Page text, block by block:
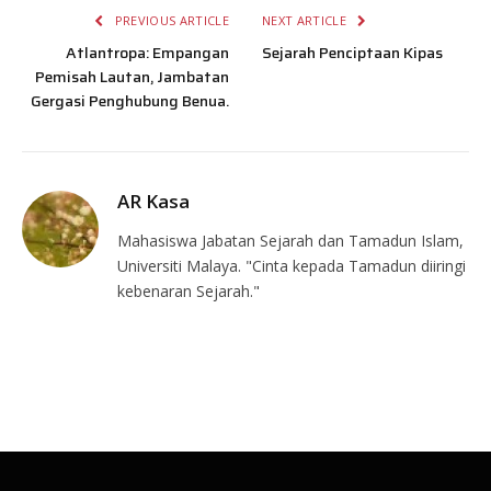
PREVIOUS ARTICLE
Atlantropa: Empangan
Pemisah Lautan, Jambatan
Gergasi Penghubung Benua.
NEXT ARTICLE
Sejarah Penciptaan Kipas
AR Kasa
Mahasiswa Jabatan Sejarah dan Tamadun Islam,
Universiti Malaya. "Cinta kepada Tamadun diiringi
kebenaran Sejarah."